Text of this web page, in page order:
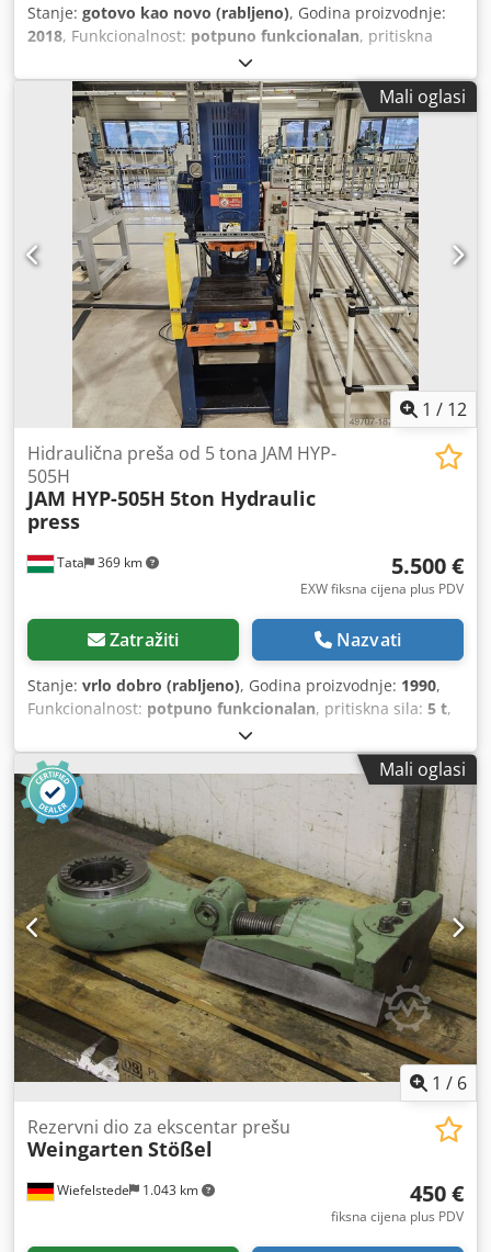
Stanje: gotovo kao novo (rabljeno), Godina proizvodnje:
2018, Funkcionalnost: potpuno funkcionalan, pritiskna
sigurnosna svjetlosna zavjesa
novu hidrauličnu prešu HYUNDAE CETTA HHP-3 "Više
dijelova" Proizvođač: HYUNDAE "Korea" Tip: HHP-3 Godina
izgradnje: 2018 Chodpfx Abjvbd U Aoiea Raspon
opterećenja: 1-3 tone Hod [mm] 150 Radna visina: 250 mm
Sigurnosna svjetlosna barijera Rad s dvije ruke Pokretni
radni stol Hyundai press kontrola Brzina zatvaranja press
šipke: 178 mm/s Brzina prešanja press šipke: 54 mm/s
Brzina otvaranja: 79 mm/s Veličina stola: 450 x 360 mm
Maks. radni tlak: 60 kg f/m² Hidraulički motor 1,5 kW, 3-
fazni/4-polni, 200 V Težina: 350 kg Visina stroja (bez stola):
1415 mm Duljina stroja: 950 mm Širina stroja: cca. 700 mm
radni stol s valjcima ili vijcima za izravnavanje
Mali oglasi
1 / 12
Tata 369 km
Hidraulična preša od 5 tona JAM HYP-
505H
JAM HYP-505H 5ton Hydraulic
press
5.500 €
EXW fiksna cijena plus PDV
Zatražiti Nazvati
Stanje: vrlo dobro (rabljeno), Godina proizvodnje: 1990,
Funkcionalnost: potpuno funkcionalan, pritiskna sila: 5 t,
, duljina stola:
500 kg, Oprema:sigurnosna svjetlosna zavjesa, Prodajem
hidrauličnu prešu JAM HYP-505H u odličnom stanju.
Proizvođač JAM Model HYP-505H Godina proizvodnje 1990.
Kapacitet 50 kN (5 t) Dužina hoda 150 mm Otvorena visina:
385 mm Veličina stola 400 × 340 mm Probušena rupa φ25 ×
60L mm Brzina prilaza nabijača: 260 mm/s Brzina pritiska
nabijanja: 39 mm/s Brzina povrata cilindra: 360 mm/s
Raspon tlaka: 7,7 MPa Sigurnosna svjetlosna barijera
Napon 3-fazni 200 V 1,5 kW 10 A Težina tijela preše: 400kg
Radno ulje: 20 litara Visina (mm) 1070 Širina (mm) 670
Duljina (mm) 1060 Ako trebate više informacija. Stojimo
vam na raspolaganju! Slobodno nas kontaktirajte putem
kontakt forme ili nas nazovite. Vaš oglas je automatski
preveden. Moguće su pogreške u prijevodu. Chodpfx Abev
Sd S Nsioa
Mali oglasi
1 / 6
Wiefelstede 1.043 km
Rezervni dio za ekscentar prešu
Weingarten Stößel
450 €
fiksna cijena plus PDV